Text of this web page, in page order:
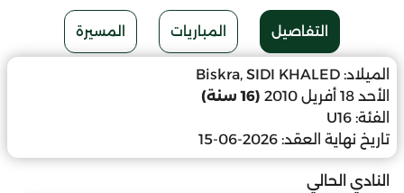
التفاصيل المباريات المسيرة
الميلاد: Biskra, SIDI KHALED
الأحد 18 أفريل 2010
(16 سنة)
الفئة: U16
تاريخ نهاية العقد: 2026-06-15
النادي الحالي